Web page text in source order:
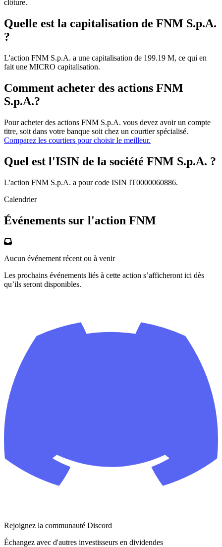
clôture.
Quelle est la capitalisation de FNM S.p.A.
?
L'action FNM S.p.A. a une capitalisation de 199.19 M, ce qui en
fait une MICRO capitalisation.
Comment acheter des actions FNM
S.p.A.?
Pour acheter des actions FNM S.p.A. vous devez avoir un compte
titre, soit dans votre banque soit chez un courtier spécialisé.
Comparez les courtiers pour choisir le meilleur.
Quel est l'ISIN de la société FNM S.p.A. ?
L'action FNM S.p.A. a pour code ISIN IT0000060886.
Calendrier
Événements sur l'action FNM
Aucun événement récent ou à venir
Les prochains événements liés à cette action s’afficheront ici dès
qu’ils seront disponibles.
Rejoignez la communauté Discord
Échangez avec d'autres investisseurs en dividendes